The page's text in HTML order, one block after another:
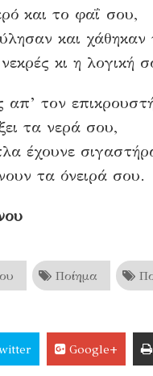
και το φαΐ σου,
και χάθηκαν
κι η λογική
απ’ τον
τα νερά σου,
έχουνε
τα όνειρά σου.
Ποίημα
Google+